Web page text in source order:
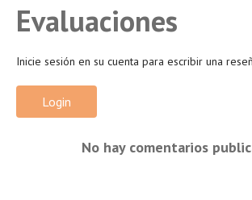
Evaluaciones
Inicie sesión en su cuenta para escribir una
Login
No hay comentarios